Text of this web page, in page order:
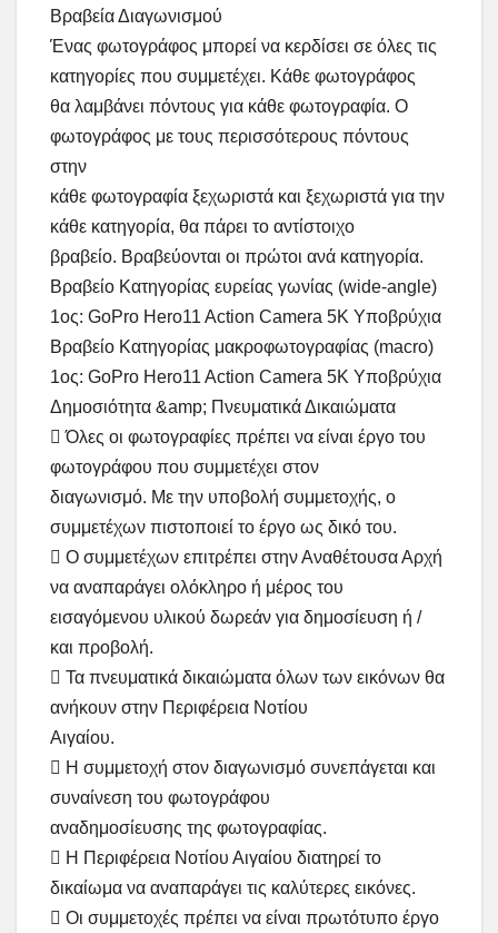
Βραβεία Διαγωνισμού
Ένας φωτογράφος μπορεί να κερδίσει σε όλες τις
κατηγορίες που συμμετέχει. Κάθε φωτογράφος
θα λαμβάνει πόντους για κάθε φωτογραφία. Ο
φωτογράφος με τους περισσότερους πόντους
στην
κάθε φωτογραφία ξεχωριστά και ξεχωριστά για την
κάθε κατηγορία, θα πάρει το αντίστοιχο
βραβείο. Βραβεύονται οι πρώτοι ανά κατηγορία.
Βραβείο Κατηγορίας ευρείας γωνίας (wide-angle)
1ος: GoPro Hero11 Action Camera 5K Υποβρύχια
Βραβείο Κατηγορίας μακροφωτογραφίας (macro)
1ος: GoPro Hero11 Action Camera 5K Υποβρύχια
Δημοσιότητα &amp; Πνευματικά Δικαιώματα
 Όλες οι φωτογραφίες πρέπει να είναι έργο του
φωτογράφου που συμμετέχει στον
διαγωνισμό. Με την υποβολή συμμετοχής, ο
συμμετέχων πιστοποιεί το έργο ως δικό του.
 Ο συμμετέχων επιτρέπει στην Αναθέτουσα Αρχή
να αναπαράγει ολόκληρο ή μέρος του
εισαγόμενου υλικού δωρεάν για δημοσίευση ή /
και προβολή.
 Τα πνευματικά δικαιώματα όλων των εικόνων θα
ανήκουν στην Περιφέρεια Νοτίου
Αιγαίου.
 Η συμμετοχή στον διαγωνισμό συνεπάγεται και
συναίνεση του φωτογράφου
αναδημοσίευσης της φωτογραφίας.
 Η Περιφέρεια Νοτίου Αιγαίου διατηρεί το
δικαίωμα να αναπαράγει τις καλύτερες εικόνες.
 Οι συμμετοχές πρέπει να είναι πρωτότυπο έργο